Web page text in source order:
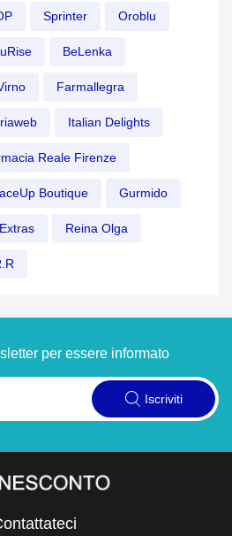
Sprinter Oroblu
BeLenka
Farmallegra
Italian Delights
Reale Firenze
Boutique Gurmido
Reina Olga
per essere informato
Iscriviti